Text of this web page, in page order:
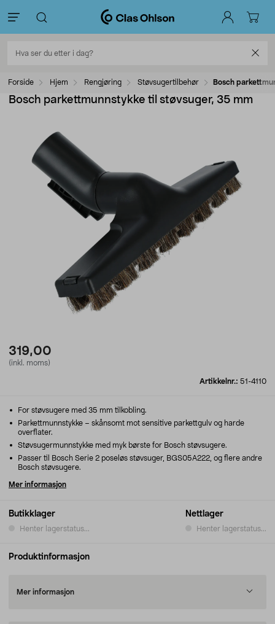
Forside Hjem Rengjøring Støvsugertilbehør Bosch
Bosch parkettmunnstykke til støvsuger, 35 mm
319,00
(inkl. moms)
Artikkelnr.: 51-4110
Butikklager
Henter lagerstatus...
Nettlager
Henter lagerstatus...
For støvsugere med 35 mm tilkobling.
Parkettmunnstykke – skånsomt mot sensitive parkettgulv og harde
overflater.
Støvsugermunnstykke med myk børste for Bosch støvsugere.
Passer til Bosch Serie 2 poseløs støvsuger, BGS05A222, og flere andre
Bosch støvsugere.
Mer informasjon
Produktinformasjon
Mer informasjon